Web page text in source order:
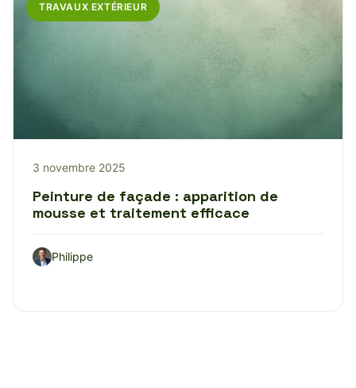
TRAVAUX EXTÉRIEUR
3 novembre 2025
Peinture de façade : apparition de
mousse et traitement efficace
Philippe